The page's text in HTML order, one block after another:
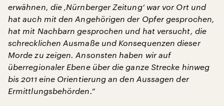
erwähnen, die ‚Nürnberger Zeitung‘ war vor Ort und
hat auch mit den Angehörigen der Opfer gesprochen,
hat mit Nachbarn gesprochen und hat versucht, die
schrecklichen Ausmaße und Konsequenzen dieser
Morde zu zeigen. Ansonsten haben wir auf
überregionaler Ebene über die ganze Strecke hinweg
bis 2011 eine Orientierung an den Aussagen der
Ermittlungsbehörden.“